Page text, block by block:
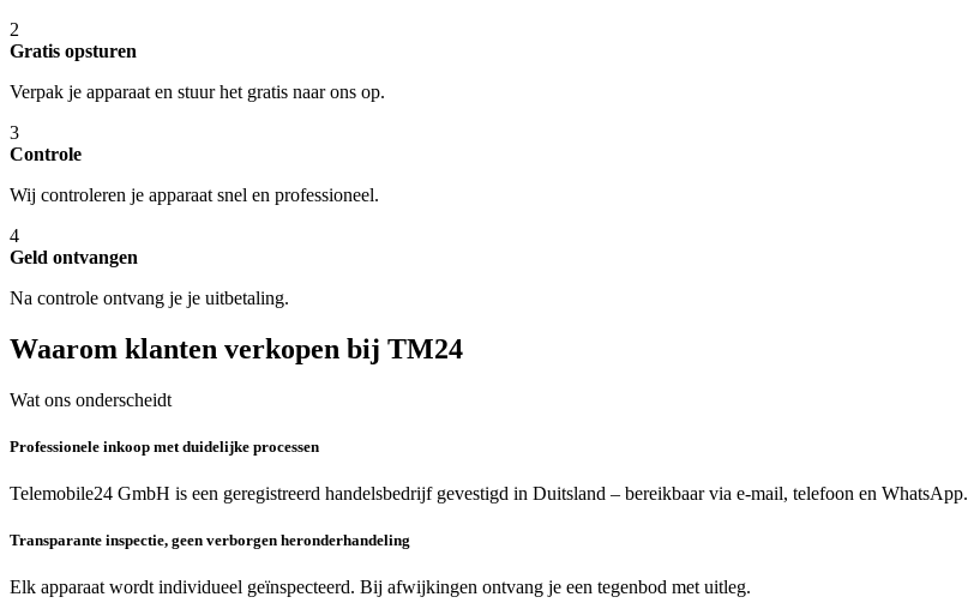
2
Gratis opsturen
Verpak je apparaat en stuur het gratis naar ons op.
3
Controle
Wij controleren je apparaat snel en professioneel.
4
Geld ontvangen
Na controle ontvang je je uitbetaling.
Waarom klanten verkopen bij TM24
Wat ons onderscheidt
Professionele inkoop met duidelijke processen
Telemobile24 GmbH is een geregistreerd handelsbedrijf gevestigd in Duitsland – bereikbaar via e-mail, telefoon en WhatsApp.
Transparante inspectie, geen verborgen heronderhandeling
Elk apparaat wordt individueel geïnspecteerd. Bij afwijkingen ontvang je een tegenbod met uitleg.